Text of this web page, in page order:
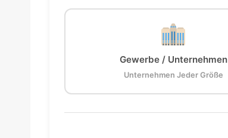
Gewerbe / Unternehmen
Unternehmen Jeder Größe